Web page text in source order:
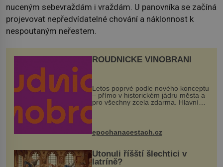
nuceným sebevraždám i vraždám. U panovníka se začíná
projevovat nepředvídatelné chování a náklonnost k
nespoutaným neřestem.
ROUDNICKÉ VINOBRANÍ
Letos poprvé podle nového konceptu
– přímo v historickém jádru města a
pro všechny zcela zdarma. Hlavní
program se odehraje na Karlově a
mohou těšit na víno, burčák, pes...
epochanacestach.cz
Utonuli říšští šlechtici v
latríně?